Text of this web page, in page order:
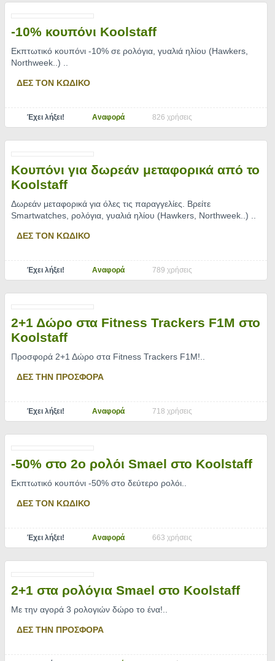
-10% κουπόνι Koolstaff
Εκπτωτικό κουπόνι -10% σε ρολόγια, γυαλιά ηλίου (Hawkers,
Northweek..)
ΔΕΣ ΤΟΝ ΚΩΔΙΚΟ
Έχει λήξει! Αναφορά 826 χρήσεις
Κουπόνι για δωρεάν μεταφορικά από το
Koolstaff
Δωρεάν μεταφορικά για όλες τις παραγγελίες. Βρείτε
Smartwatches, ρολόγια, γυαλιά ηλίου (Hawkers, Northweek..)
ΔΕΣ ΤΟΝ ΚΩΔΙΚΟ
Έχει λήξει! Αναφορά 789 χρήσεις
2+1 Δώρο στα Fitness Trackers F1M στο
Koolstaff
Προσφορά 2+1 Δώρο στα Fitness Trackers F1M!
ΔΕΣ ΤΗΝ ΠΡΟΣΦΟΡΑ
Έχει λήξει! Αναφορά 718 χρήσεις
-50% στο 2ο ρολόι Smael στο Koolstaff
Εκπτωτικό κουπόνι -50% στο δεύτερο ρολόι..
ΔΕΣ ΤΟΝ ΚΩΔΙΚΟ
Έχει λήξει! Αναφορά 663 χρήσεις
2+1 στα ρολόγια Smael στο Koolstaff
Με την αγορά 3 ρολογιών δώρο το ένα!
ΔΕΣ ΤΗΝ ΠΡΟΣΦΟΡΑ